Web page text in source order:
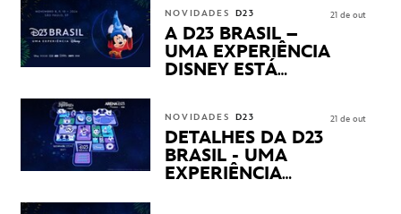
APRESENTAÇÕES E
PRODUTOS EXCLUSIVOS
NO TRANSAMÉRICA EXPO
CENTER EM SÃO PAULO
NOVIDADES D23
A D23 BRASIL –
UMA EXPERIÊNCIA
DISNEY ESTÁ
21 de out
NOVIDADES D23
DETALHES DA D23
BRASIL - UMA
EXPERIÊNCIA
21 de out